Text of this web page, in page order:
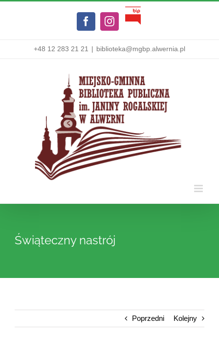
FacebookInstagram
Biuletyn
+48 12 283 21 21 | biblioteka@mgbp.alwernia.pl
Świąteczny nastrój
Poprzedni Kolejny